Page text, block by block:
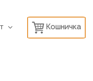
Кошничка